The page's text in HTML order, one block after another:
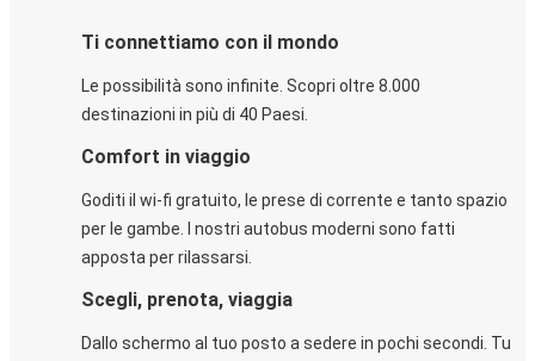
Ti connettiamo con il mondo
Le possibilità sono infinite. Scopri oltre 8.000
destinazioni in più di 40 Paesi.
Comfort in viaggio
Goditi il wi-fi gratuito, le prese di corrente e tanto spazio
per le gambe. I nostri autobus moderni sono fatti
apposta per rilassarsi.
Scegli, prenota, viaggia
Dallo schermo al tuo posto a sedere in pochi secondi. Tu